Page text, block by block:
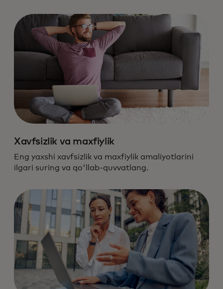
Xavfsizlik va maxfiylik
Eng yaxshi xavfsizlik va maxfiylik amaliyotlarini
ilgari suring va qo'llab-quvvatlang.